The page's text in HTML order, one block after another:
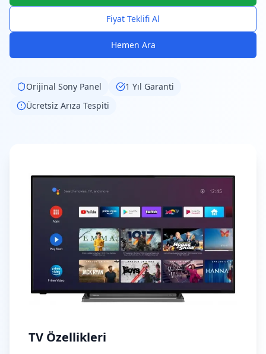
Fiyat Teklifi Al
Hemen Ara
Orijinal Sony Panel
1 Yıl Garanti
Ücretsiz Arıza Tespiti
TV Özellikleri